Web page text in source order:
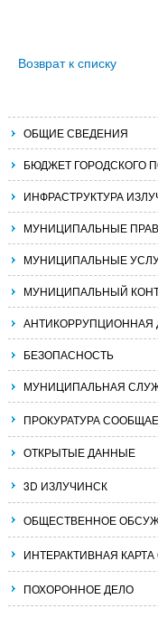
Возврат к списку
ОБЩИЕ СВЕДЕНИЯ
БЮДЖЕТ ГОРОДСКОГО
ИНФРАСТРУКТУРА
МУНИЦИПАЛЬНЫЕ
МУНИЦИПАЛЬНЫЕ
МУНИЦИПАЛЬНЫЙ
АНТИКОРРУПЦИОННАЯ
БЕЗОПАСНОСТЬ
МУНИЦИПАЛЬНАЯ
ПРОКУРАТУРА
ОТКРЫТЫЕ ДАННЫЕ
3D ИЗЛУЧИНСК
ОБЩЕСТВЕННОЕ
ИНТЕРАКТИВНАЯ
ПОХОРОННОЕ ДЕЛО